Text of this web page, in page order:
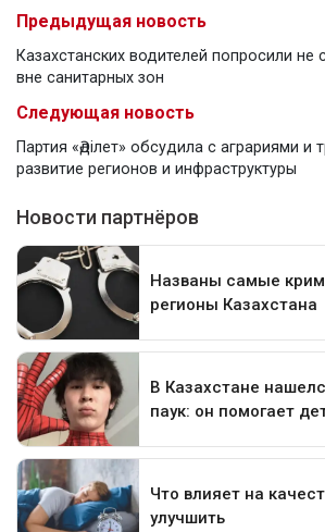
Предыдущая новость
Казахстанских водителей попросили не
вне санитарных зон
Следующая новость
Партия «Әділет» обсудила с аграриями и
развитие регионов и инфраструктуры